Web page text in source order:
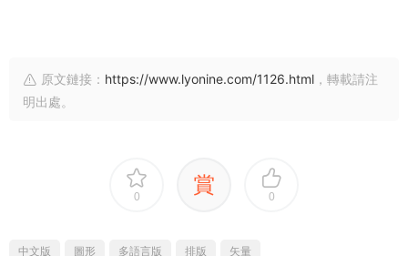
原文鏈接： https://www.lyonine.com/1126.html ，轉載請注
明出處。
0 賞 0
中文版 圖形 多語言版 排版 矢量